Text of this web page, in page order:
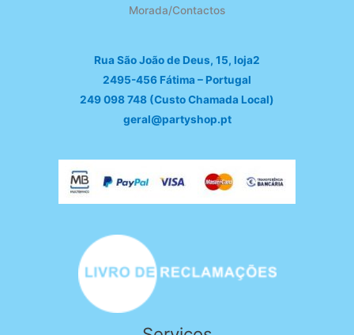
Morada/Contactos
Rua São João de Deus, 15, loja2
2495-456 Fátima – Portugal
249 098 748 (Custo Chamada Local)
geral@partyshop.pt